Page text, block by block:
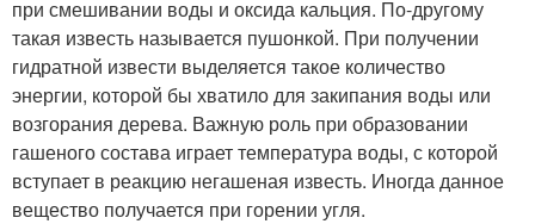
при смешивании воды и оксида кальция. По-другому
такая известь называется пушонкой. При получении
гидратной извести выделяется такое количество
энергии, которой бы хватило для закипания воды или
возгорания дерева. Важную роль при образовании
гашеного состава играет температура воды, с которой
вступает в реакцию негашеная известь. Иногда данное
вещество получается при горении угля.